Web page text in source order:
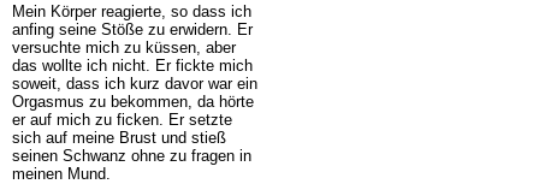
Mein Körper reagierte, so dass ich
anfing seine Stöße zu erwidern. Er
versuchte mich zu küssen, aber
das wollte ich nicht. Er fickte mich
soweit, dass ich kurz davor war ein
Orgasmus zu bekommen, da hörte
er auf mich zu ficken. Er setzte
sich auf meine Brust und stieß
seinen Schwanz ohne zu fragen in
meinen Mund.